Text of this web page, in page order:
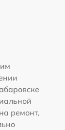
ремонт,